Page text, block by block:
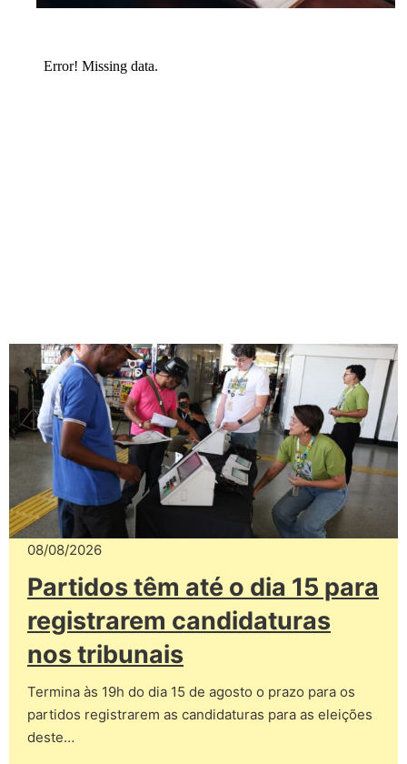
08/08/2026
Partidos têm até o dia 15 para
registrarem candidaturas
nos tribunais
Termina às 19h do dia 15 de agosto o prazo para os
partidos registrarem as candidaturas para as eleições
deste…